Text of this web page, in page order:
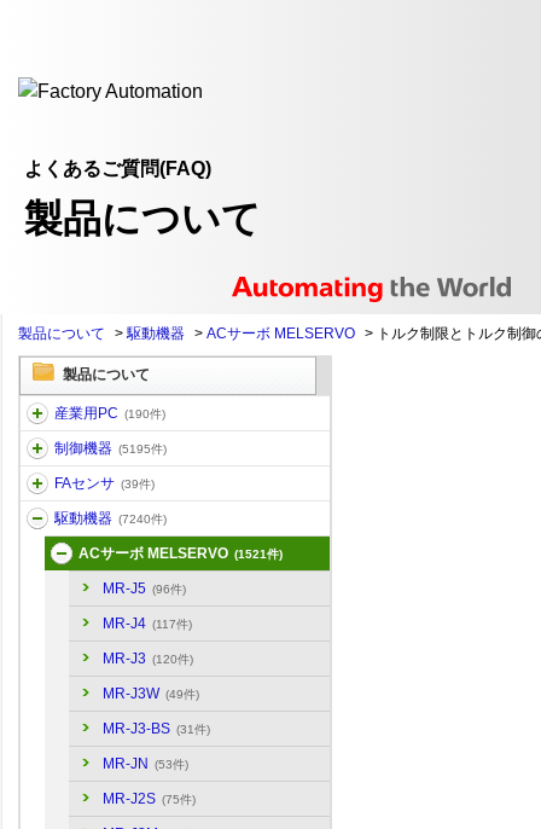
よくあるご質問(FAQ)
製品について
製品について >駆動機器 > ACサーボ MELSERVO > トルク制限とトルク制
製品について
産業用PC (190件)
制御機器 (5195件)
FAセンサ (39件)
駆動機器 (7240件)
ACサーボ MELSERVO (1521件)
MR-J5 (96件)
MR-J4 (117件)
MR-J3 (120件)
MR-J3W (49件)
MR-J3-BS (31件)
MR-JN (53件)
MR-J2S (75件)